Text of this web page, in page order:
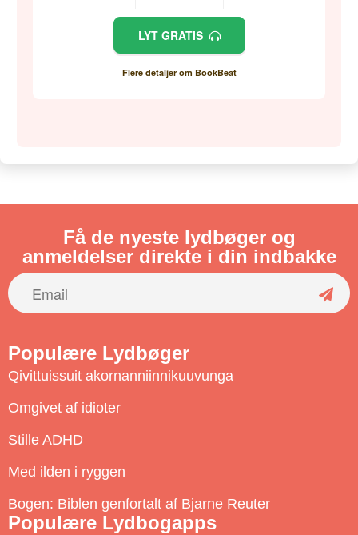
LYT GRATIS
Flere detaljer om BookBeat
Få de nyeste lydbøger og
anmeldelser direkte i din indbakke
S
Populære Lydbøger
Qivittuissuit akornanniinnikuuvunga
Omgivet af idioter
Stille ADHD
Med ilden i ryggen
Bogen: Biblen genfortalt af Bjarne Reuter
Populære Lydbogapps